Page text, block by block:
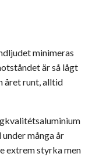
minimeras
är så lågt
året runt, alltid
många år
extrem styrka men